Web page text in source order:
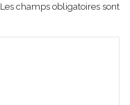
Les champs obligatoires sont